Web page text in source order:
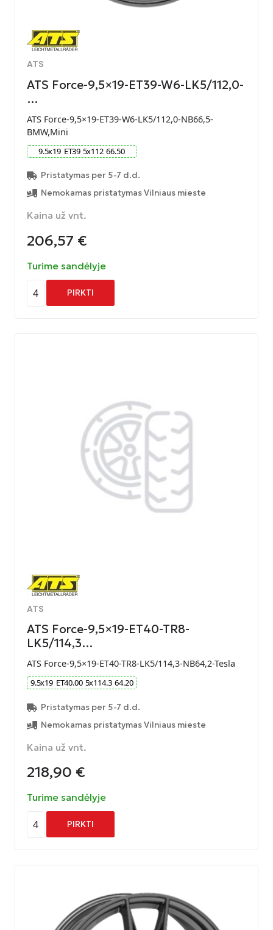
ATS
ATS Force-9,5×19-ET39-W6-LK5/112,0-
…
ATS Force-9,5×19-ET39-W6-LK5/112,0-NB66,5-
BMW,Mini
9.5x19 ET39 5x112 66.50
Pristatymas per 5-7 d.d.
Nemokamas pristatymas Vilniaus mieste
Kaina už vnt.
206,57 €
Turime sandėlyje
4 PIRKTI
ATS
ATS Force-9,5×19-ET40-TR8-
LK5/114,3…
ATS Force-9,5×19-ET40-TR8-LK5/114,3-NB64,2-Tesla
9.5x19 ET40.00 5x114.3 64.20
Pristatymas per 5-7 d.d.
Nemokamas pristatymas Vilniaus mieste
Kaina už vnt.
218,90 €
Turime sandėlyje
4 PIRKTI